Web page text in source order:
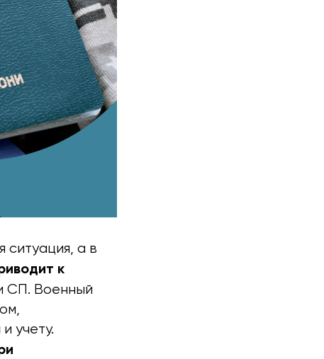
ситуация, а в
к
СП. Военный
учету.